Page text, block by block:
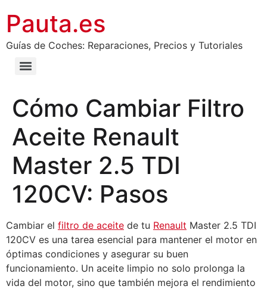
Pauta.es
Guías de Coches: Reparaciones, Precios y Tutoriales
Cómo Cambiar Filtro
Aceite Renault
Master 2.5 TDI
120CV: Pasos
Cambiar el filtro de aceite de tu Renault Master 2.5 TDI
120CV es una tarea esencial para mantener el motor en
óptimas condiciones y asegurar su buen
funcionamiento. Un aceite limpio no solo prolonga la
vida del motor, sino que también mejora el rendimiento